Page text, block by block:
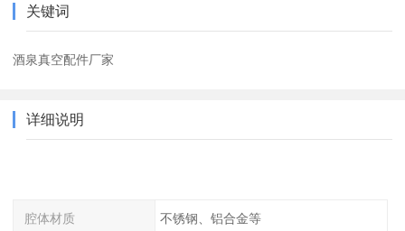
关键词
酒泉真空配件厂家
详细说明
腔体材质 不锈钢、铝合金等